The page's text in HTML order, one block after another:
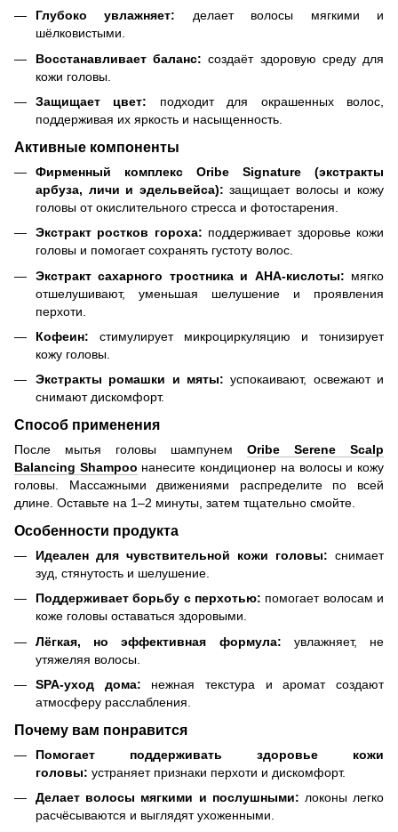
Глубоко увлажняет: делает волосы мягкими и
шёлковистыми.
Восстанавливает баланс: создаёт здоровую среду для
кожи головы.
Защищает цвет: подходит для окрашенных волос,
поддерживая их яркость и насыщенность.
Активные компоненты
Фирменный комплекс Oribe Signature (экстракты
арбуза, личи и эдельвейса): защищает волосы и кожу
головы от окислительного стресса и фотостарения.
Экстракт ростков гороха: поддерживает здоровье кожи
головы и помогает сохранять густоту волос.
Экстракт сахарного тростника и AHA-кислоты: мягко
отшелушивают, уменьшая шелушение и проявления
перхоти.
Кофеин: стимулирует микроциркуляцию и тонизирует
кожу головы.
Экстракты ромашки и мяты: успокаивают, освежают и
снимают дискомфорт.
Способ применения
После мытья головы шампунем Oribe Serene Scalp
Balancing Shampoo нанесите кондиционер на волосы и кожу
головы. Массажными движениями распределите по всей
длине. Оставьте на 1–2 минуты, затем тщательно смойте.
Особенности продукта
Идеален для чувствительной кожи головы: снимает
зуд, стянутость и шелушение.
Поддерживает борьбу с перхотью: помогает волосам и
коже головы оставаться здоровыми.
Лёгкая, но эффективная формула: увлажняет, не
утяжеляя волосы.
SPA-уход дома: нежная текстура и аромат создают
атмосферу расслабления.
Почему вам понравится
Помогает поддерживать здоровье кожи
головы: устраняет признаки перхоти и дискомфорт.
Делает волосы мягкими и послушными: локоны легко
расчёсываются и выглядят ухоженными.